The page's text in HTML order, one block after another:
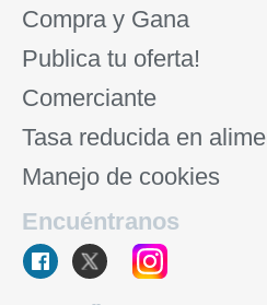
Compra y Gana
Publica tu oferta!
Comerciante
Tasa reducida en
Manejo de cookies
Encuéntranos